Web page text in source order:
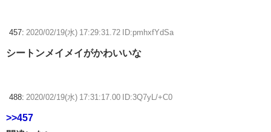
457: 2020/02/19(水) 17:29:31.72 ID:pmhxfYdSa
シートンメイメイがかわいいな
488: 2020/02/19(水) 17:31:17.00 ID:3Q7yL/+C0
>>457